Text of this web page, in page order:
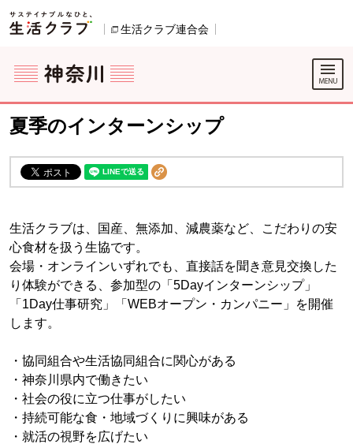
ページの先頭です。
生活クラブ連合会
ここからサイト内共通メニューです。
サイト内共通メニューをスキップする
サイト内共通メニューここまで。
夏季のインターンシップ
生活クラブは、国産、無添加、減農薬など、こだわりの安
心食材を扱う生協です。
会場・オンラインいずれでも、直接話を聞き意見交換した
り体験ができる、参加型の「5Dayインターンシップ」
「1Day仕事研究」「WEBオープン・カンパニー」を開催
します。
・協同組合や生活協同組合に関心がある
・神奈川県内で働きたい
・社会の役に立つ仕事がしたい
・持続可能な食・地域づくりに興味がある
・就活の視野を広げたい